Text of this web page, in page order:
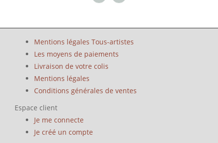
Mentions légales Tous-artistes
Les moyens de paiements
Livraison de votre colis
Mentions légales
Conditions générales de ventes
Espace client
Je me connecte
Je créé un compte